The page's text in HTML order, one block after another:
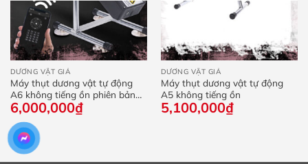
DƯƠNG VẬT GIẢ
Máy thụt dương vật tự động
A6 không tiếng ồn phiên bản
2026
6,000,000₫
DƯƠNG VẬT GIẢ
Máy thụt dương vật tự động
A5 không tiếng ồn
5,100,000₫